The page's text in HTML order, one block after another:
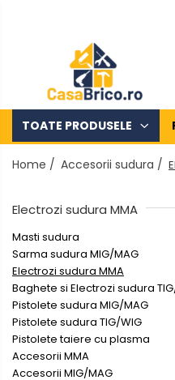
Toate Produsele
Aparate de sudura
Aparate de sudura MMA
(cu electrod)
transformator (cu
(cu sarma)
Aparate de sudura TIG/WIG
bagheta si argon)
Aparate de sudura in Puncte
Aparate de taiere cu Plasma
Aparate de tras tabla-
tinichigerie auto
Aparate de sudura cu laser
TOATE PRODUSELE
Home / Accesorii sudura /
Electrozi sudura MMA
Masti sudura
Sarma sudura MIG/MAG
Electrozi sudura MMA
Baghete si Electrozi sudura
Pistolete sudura MIG/MAG
Pistolete sudura TIG/WIG
Pistolete taiere cu plasma
Accesorii MMA
Accesorii MIG/MAG